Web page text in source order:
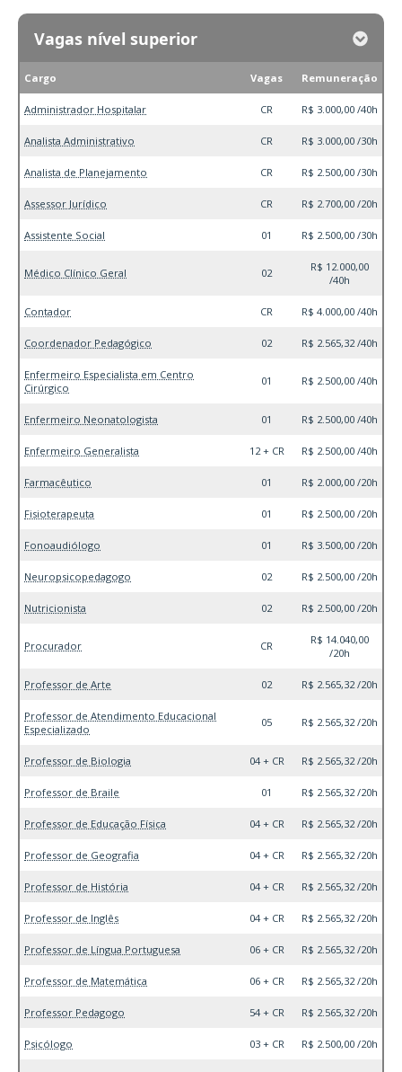
Vagas nível superior
Cargo Vagas Remuneração
Administrador Hospitalar CR R$ 3.000,00 /40h
Analista Administrativo CR R$ 3.000,00 /30h
Analista de Planejamento CR R$ 2.500,00 /30h
Assessor Jurídico CR R$ 2.700,00 /20h
Assistente Social 01 R$ 2.500,00 /30h
Médico Clínico Geral 02
R$ 12.000,00
/40h
Contador CR R$ 4.000,00 /40h
Coordenador Pedagógico 02 R$ 2.565,32 /40h
Enfermeiro Especialista em Centro
Cirúrgico
01 R$ 2.500,00 /40h
Enfermeiro Neonatologista 01 R$ 2.500,00 /40h
Enfermeiro Generalista 12 + CR R$ 2.500,00 /40h
Farmacêutico 01 R$ 2.000,00 /20h
Fisioterapeuta 01 R$ 2.500,00 /20h
Fonoaudiólogo 01 R$ 3.500,00 /20h
Neuropsicopedagogo 02 R$ 2.500,00 /20h
Nutricionista 02 R$ 2.500,00 /20h
Procurador CR
R$ 14.040,00
/20h
Professor de Arte 02 R$ 2.565,32 /20h
Professor de Atendimento Educacional
Especializado
05 R$ 2.565,32 /20h
Professor de Biologia 04 + CR R$ 2.565,32 /20h
Professor de Braile 01 R$ 2.565,32 /20h
Professor de Educação Física 04 + CR R$ 2.565,32 /20h
Professor de Geografia 04 + CR R$ 2.565,32 /20h
Professor de História 04 + CR R$ 2.565,32 /20h
Professor de Inglês 04 + CR R$ 2.565,32 /20h
Professor de Língua Portuguesa 06 + CR R$ 2.565,32 /20h
Professor de Matemática 06 + CR R$ 2.565,32 /20h
Professor Pedagogo 54 + CR R$ 2.565,32 /20h
Psicólogo 03 + CR R$ 2.500,00 /20h